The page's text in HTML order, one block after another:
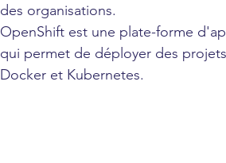
des organisations.
OpenShift est une plate-forme
qui permet de déployer des
Docker et Kubernetes.